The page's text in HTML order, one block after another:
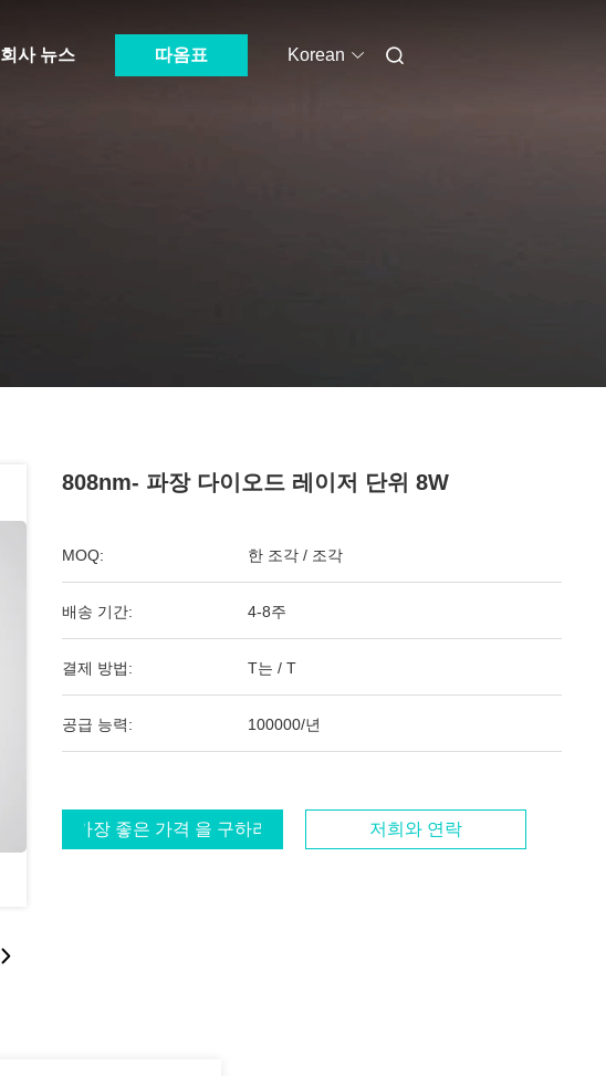
회사 뉴스 따옴표 Korean
808nm- 파장 다이오드 레이저 단위 8W
MOQ: 한 조각 / 조각
배송 기간: 4-8주
결제 방법: T는 / T
공급 능력: 100000/년
가장 좋은 가격 을 구하라 저희와 연락